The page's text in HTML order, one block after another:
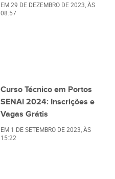
EM29 DE DEZEMBRO DE 2023 , ÀS
08:57
Curso Técnico em Portos
SENAI 2024: Inscrições e
Vagas Grátis
EM 1 DE SETEMBRO DE 2023, ÀS
15:22